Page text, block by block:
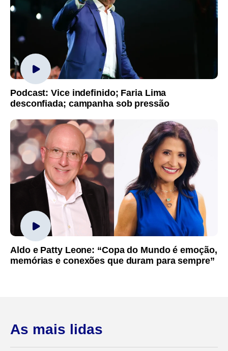
Podcast: Vice indefinido; Faria Lima
desconfiada; campanha sob pressão
Aldo e Patty Leone: “Copa do Mundo é emoção,
memórias e conexões que duram para sempre”
As mais lidas